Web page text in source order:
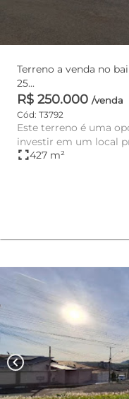
Terreno a venda no
25...
R$ 250.000 /venda
Cód: T3792
Este terreno é uma
investir em um local
de valoriza...
fullscreen427 m²
chevron_left